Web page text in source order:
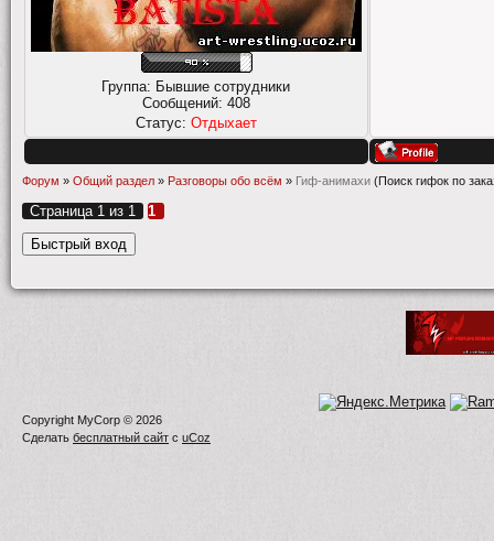
Группа: Бывшие сотрудники
Сообщений: 408
Статус: Отдыхает
Форум » Общий раздел » Разговоры обо всём » Гиф-анимахи (Поиск гифок по
Страница 1 из 1 1
Copyright MyCorp © 2026
Сделать бесплатный сайт с uCoz